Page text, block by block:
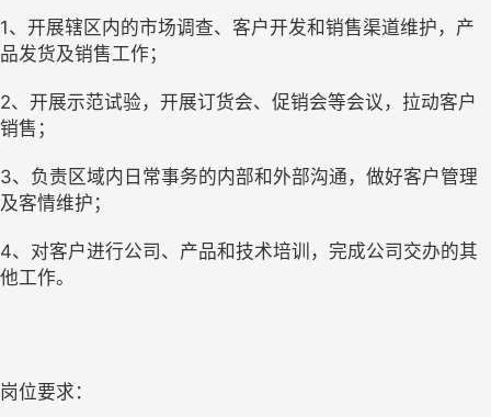
1、开展辖区内的市场调查、客户开发和销售渠道维护，产
品发货及销售工作；
2、开展示范试验，开展订货会、促销会等会议，拉动客户
销售；
3、负责区域内日常事务的内部和外部沟通，做好客户管理
及客情维护；
4、对客户进行公司、产品和技术培训，完成公司交办的其
他工作。
岗位要求：